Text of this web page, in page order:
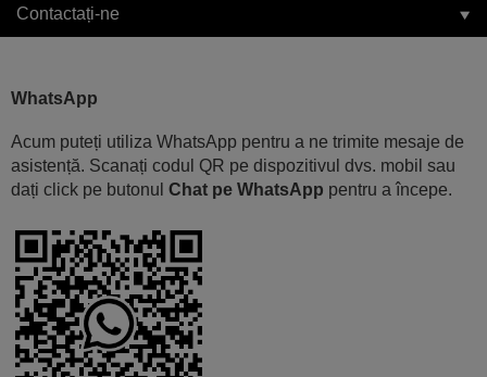
Contactați-ne
WhatsApp
Acum puteți utiliza WhatsApp pentru a ne trimite mesaje de
asistență. Scanați codul QR pe dispozitivul dvs. mobil sau
dați click pe butonul Chat pe WhatsApp pentru a începe.